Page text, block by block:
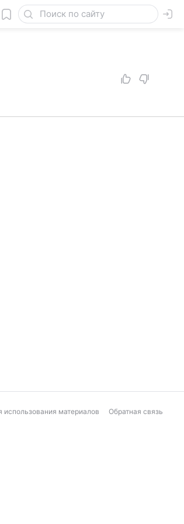
использования материалов Обратная связь